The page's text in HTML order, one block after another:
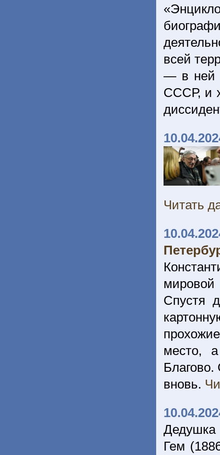
всей
— в ней
СССР, и
Читать
мировой
Спустя
место,
вновь.
Гем